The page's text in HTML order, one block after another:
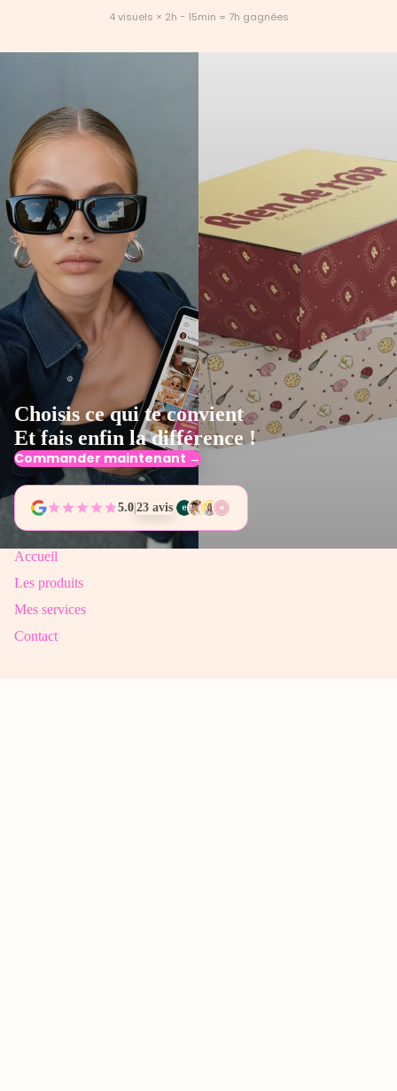
4 visuels × 2h − 15min = 7h gagnées
Choisis ce qui te convient
Et fais enfin la différence !
Commander maintenant →
5.0 23 avis
Accueil
Les produits
Mes services
Contact